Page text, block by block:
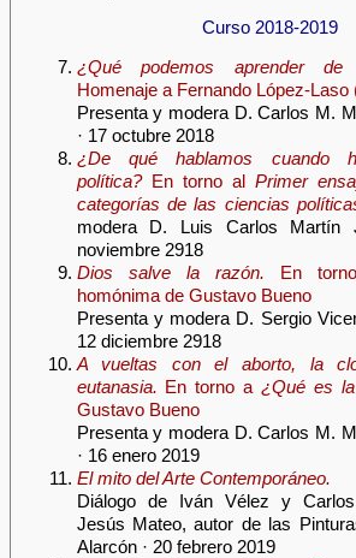
Curso 2018-2019
¿Qué podemos aprender
Homenaje a Fernando López-Laso
Presenta y modera D. Carlos M.
· 17 octubre 2018
¿De qué hablamos cuando
política?En torno alPrimer
categorías de las ciencias
modera D. Luis Carlos Martín
noviembre 2918
Dios salve la razón. En
homónima de Gustavo Bueno
Presenta y modera D. Sergio
12 diciembre 2918
A vueltas con el aborto, la
eutanasia. En torno a ¿Qué es
Gustavo Bueno
Presenta y modera D. Carlos M.
· 16 enero 2019
El mito del Arte Contemporáneo.
Diálogo de Iván Vélez y
Jesús Mateo, autor de las
Alarcón · 20 febrero 2019